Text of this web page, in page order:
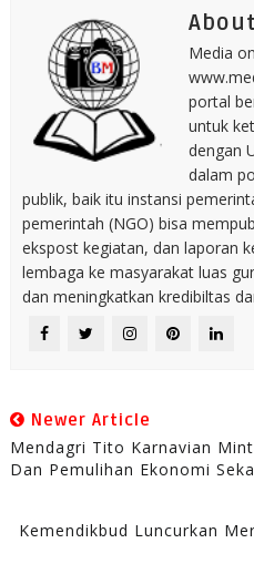
Media
portal
untuk
dengan
dalam
publik, baik itu instansi
pemerintah (NGO) bisa
ekspost kegiatan, dan laporan
lembaga ke masyarakat luas
dan meningkatkan kredibiltas
Newer Article
Mendagri Tito Karnavian
Dan Pemulihan Ekonomi
Kemendikbud Luncurkan